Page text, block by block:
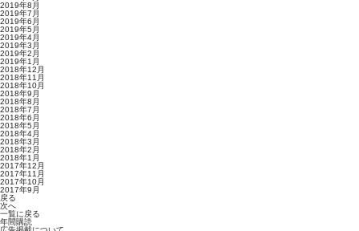
2019年8月
2019年7月
2019年6月
2019年5月
2019年4月
2019年3月
2019年2月
2019年1月
2018年12月
2018年11月
2018年10月
2018年9月
2018年8月
2018年7月
2018年6月
2018年5月
2018年4月
2018年3月
2018年2月
2018年1月
2017年12月
2017年11月
2017年10月
2017年9月
戻る
次へ
一覧に戻る
年間購読